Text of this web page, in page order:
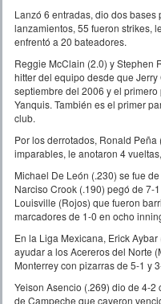
Lanzó 6 entradas, dio dos
lanzamientos, 55 fueron strikes,
enfrentó a 20 bateadores.
Reggie McClain (2.0) y Stephen
hitter del equipo desde que
septiembre del 2006 y el
Yanquis. También es el primer
club.
Por los derrotados, Ronald
imparables, le anotaron 4
Michael De León (.230) se fue
Narciso Crook (.190) pegó de 7-
Louisville (Rojos) que fueron
marcadores de 1-0 en ocho
En la Liga Mexicana, Erick
ayudar a los Acereros del Norte
Monterrey con pizarras de 5-1 y
Yeison Asencio (.269) dio de 4-
de Campeche que cayeron